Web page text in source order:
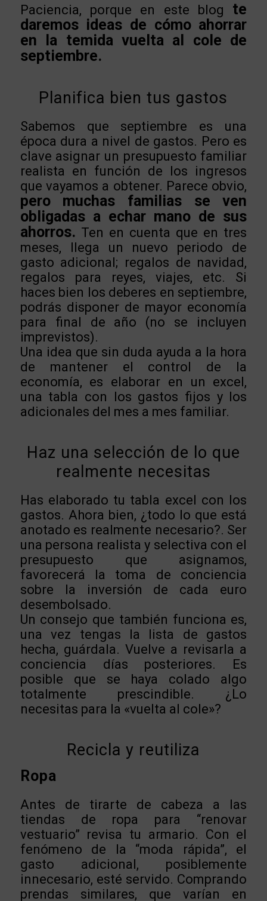
Paciencia, porque en este blog te
daremos ideas de cómo ahorrar
en la temida vuelta al cole de
septiembre.
Planifica bien tus gastos
Sabemos que septiembre es una
época dura a nivel de gastos. Pero es
clave asignar un presupuesto familiar
realista en función de los ingresos
que vayamos a obtener. Parece obvio,
pero muchas familias se ven
obligadas a echar mano de sus
ahorros. Ten en cuenta que en tres
meses, llega un nuevo periodo de
gasto adicional; regalos de navidad,
regalos para reyes, viajes, etc. Si
haces bien los deberes en septiembre,
podrás disponer de mayor economía
para final de año (no se incluyen
imprevistos).
Una idea que sin duda ayuda a la hora
de mantener el control de la
economía, es elaborar en un excel,
una tabla con los gastos fijos y los
adicionales del mes a mes familiar.
Haz una selección de lo que
realmente necesitas
Has elaborado tu tabla excel con los
gastos. Ahora bien, ¿todo lo que está
anotado es realmente necesario?. Ser
una persona realista y selectiva con el
presupuesto que asignamos,
favorecerá la toma de conciencia
sobre la inversión de cada euro
desembolsado.
Un consejo que también funciona es,
una vez tengas la lista de gastos
hecha, guárdala. Vuelve a revisarla a
conciencia días posteriores. Es
posible que se haya colado algo
totalmente prescindible. ¿Lo
necesitas para la «vuelta al cole»?
Recicla y reutiliza
Ropa
Antes de tirarte de cabeza a las
tiendas de ropa para “renovar
vestuario” revisa tu armario. Con el
fenómeno de la “moda rápida”, el
gasto adicional, posiblemente
innecesario, esté servido. Comprando
prendas similares, que varían en